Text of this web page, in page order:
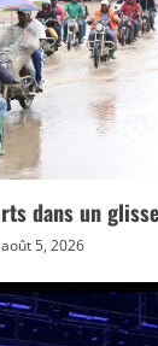
dans un
août 5, 2026